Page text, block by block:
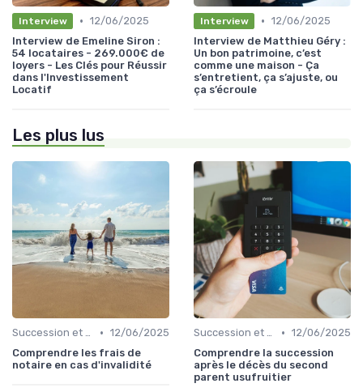
Interview • 12/06/2025
Interview de Emeline Siron :
54 locataires - 269.000€ de
loyers - Les Clés pour Réussir
dans l'Investissement
Locatif
Interview • 12/06/2025
Interview de Matthieu Géry :
Un bon patrimoine, c’est
comme une maison - Ça
s’entretient, ça s’ajuste, ou
ça s’écroule
Les plus lus
Succession et Transmission de Patrimoine • 12/06/2025
Comprendre les frais de
notaire en cas d'invalidité
Succession et Transmission de Patrimoine • 12/06/2025
Comprendre la succession
après le décès du second
parent usufruitier